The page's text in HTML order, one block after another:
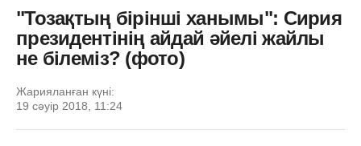
"Тозақтың бірінші ханымы": Сирия
президентінің айдай әйелі жайлы
не білеміз? (фото)
Жарияланған күні:
19 сәуір 2018, 11:24